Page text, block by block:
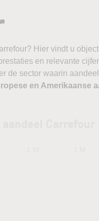
Hier vindt u
en relevante
de sector waarin
en Amerikaanse